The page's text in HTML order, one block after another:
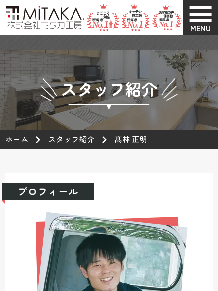
MENU
スタッフ紹介
ホーム スタッフ紹介 髙林 正明
プロフィール